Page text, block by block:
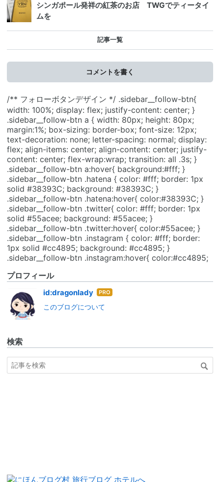
シンガポール発祥の紅茶のお店 TWGでティータイ
ムを
記事一覧
コメントを書く
/** フォローボタンデザイン */ .sidebar__follow-btn{
width: 100%; display: flex; justify-content: center; }
.sidebar__follow-btn a { width: 80px; height: 80px;
margin:1%; box-sizing: border-box; font-size: 12px;
text-decoration: none; letter-spacing: normal; display:
flex; align-items: center; align-content: center; justify-
content: center; flex-wrap:wrap; transition: all .3s; }
.sidebar__follow-btn a:hover{ background:#fff; }
.sidebar__follow-btn .hatena { color: #fff; border: 1px
solid #38393C; background: #38393C; }
.sidebar__follow-btn .hatena:hover{ color:#38393C; }
.sidebar__follow-btn .twitter{ color: #fff; border: 1px
solid #55acee; background: #55acee; }
.sidebar__follow-btn .twitter:hover{ color:#55acee; }
.sidebar__follow-btn .instagram { color: #fff; border:
1px solid #cc4895; background: #cc4895; }
.sidebar__follow-btn .instagram:hover{ color:#cc4895;
プロフィール
id:dragonlady はて
ログ
このブログについて
検索